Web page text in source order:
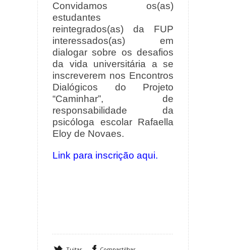
Convidamos os(as)
estudantes
reintegrados(as) da FUP
interessados(as) em
dialogar sobre os desafios
da vida universitária a se
inscreverem nos Encontros
Dialógicos do Projeto
“Caminhar”, de
responsabilidade da
psicóloga escolar Rafaella
Eloy de Novaes.
Link para inscrição aqui.